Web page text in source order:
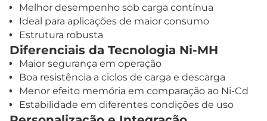
Melhor desempenho sob carga contínua
Ideal para aplicações de maior consumo
Estrutura robusta
Diferenciais da Tecnologia Ni-MH
Maior segurança em operação
Boa resistência a ciclos de carga e descarga
Menor efeito memória em comparação ao Ni-Cd
Estabilidade em diferentes condições de uso